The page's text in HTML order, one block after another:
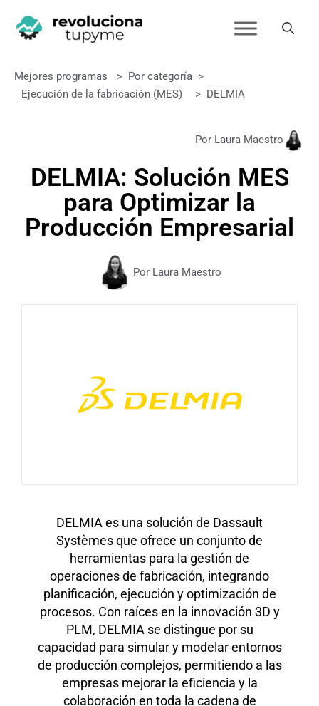
Mejores programas > Por categoría >
Ejecución de la fabricación (MES)
> DELMIA
Por Laura Maestro
DELMIA: Solución MES
para Optimizar la
Producción Empresarial
Por Laura Maestro
DELMIA es una solución de Dassault
Systèmes que ofrece un conjunto de
herramientas para la gestión de
operaciones de fabricación, integrando
planificación, ejecución y optimización de
procesos. Con raíces en la innovación 3D y
PLM, DELMIA se distingue por su
capacidad para simular y modelar entornos
de producción complejos, permitiendo a las
empresas mejorar la eficiencia y la
colaboración en toda la cadena de